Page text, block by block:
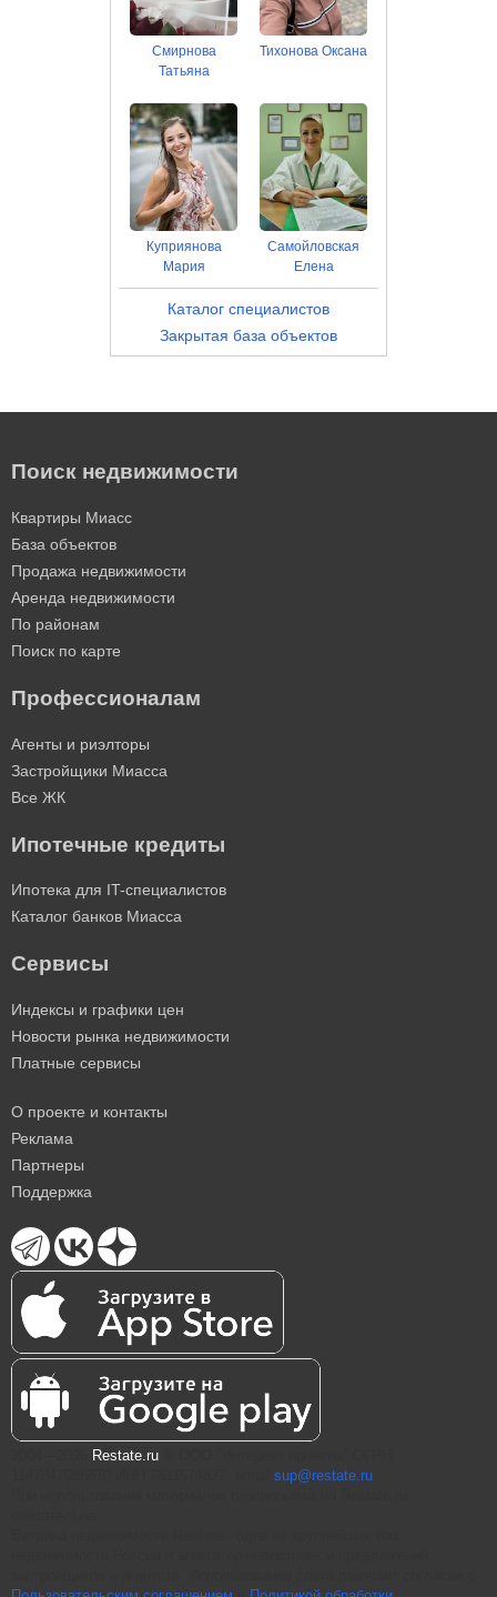
Смирнова
Татьяна
Тихонова Оксана
Куприянова
Мария
Самойловская
Елена
Каталог специалистов
Закрытая база объектов
Поиск недвижимости
Квартиры Миасс
База объектов
Продажа недвижимости
Аренда недвижимости
По районам
Поиск по карте
Профессионалам
Агенты и риэлторы
Застройщики Миасса
Все ЖК
Ипотечные кредиты
Ипотека для IT-специалистов
Каталог банков Миасса
Сервисы
Индексы и графики цен
Новости рынка недвижимости
Платные сервисы
О проекте и контакты
Реклама
Партнеры
Поддержка
Restate.ru
sup@restate.ru